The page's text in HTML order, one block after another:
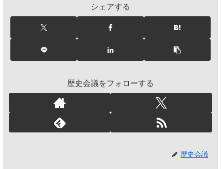
シェアする
歴史会議をフォローする
歴史会議